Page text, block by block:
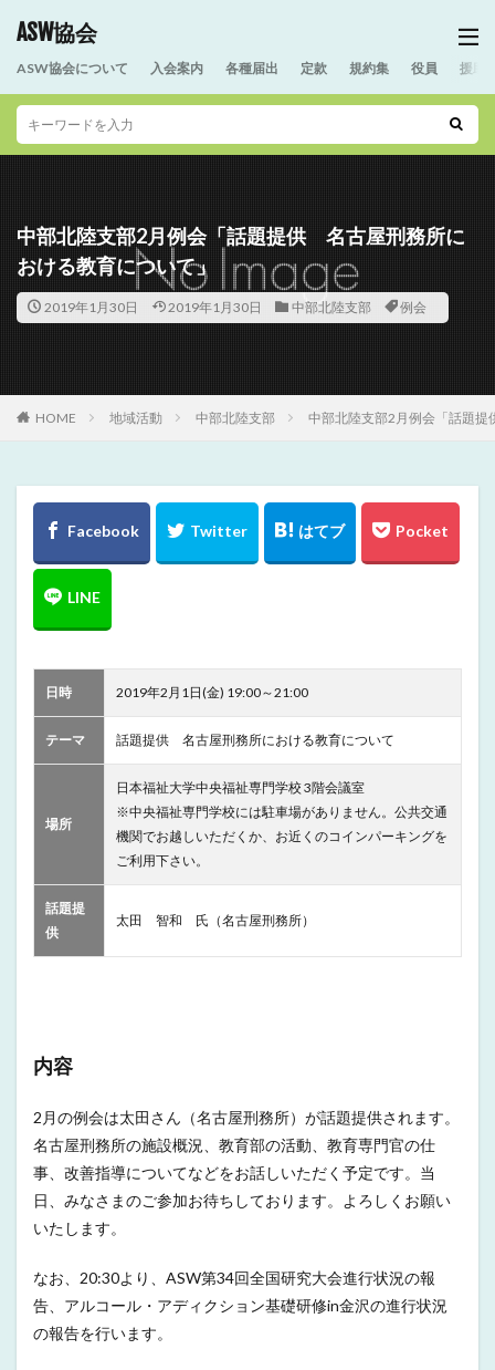
ASW協会
ASW協会について 入会案内 各種届出 定款 規約集 役員 援助
中部北陸支部2月例会「話題提供 名古屋刑務所に
おける教育について」
2019年1月30日 2019年1月30日 中部北陸支部 例会
HOME 地域活動 中部北陸支部 中部北陸支部2月例会「話題
日時 2019年2月1日(金) 19:00～21:00
テーマ 話題提供 名古屋刑務所における教育について
場所
日本福祉大学中央福祉専門学校 3階会議室
※中央福祉専門学校には駐車場がありません。公共交通
機関でお越しいただくか、お近くのコインパーキングを
ご利用下さい。
話題提
供
太田 智和 氏（名古屋刑務所）
内容
2月の例会は太田さん（名古屋刑務所）が話題提供されます。
名古屋刑務所の施設概況、教育部の活動、教育専門官の仕
事、改善指導についてなどをお話しいただく予定です。当
日、みなさまのご参加お待ちしております。よろしくお願い
いたします。
なお、20:30より、ASW第34回全国研究大会進行状況の報
告、アルコール・アディクション基礎研修in金沢の進行状況
の報告を行います。